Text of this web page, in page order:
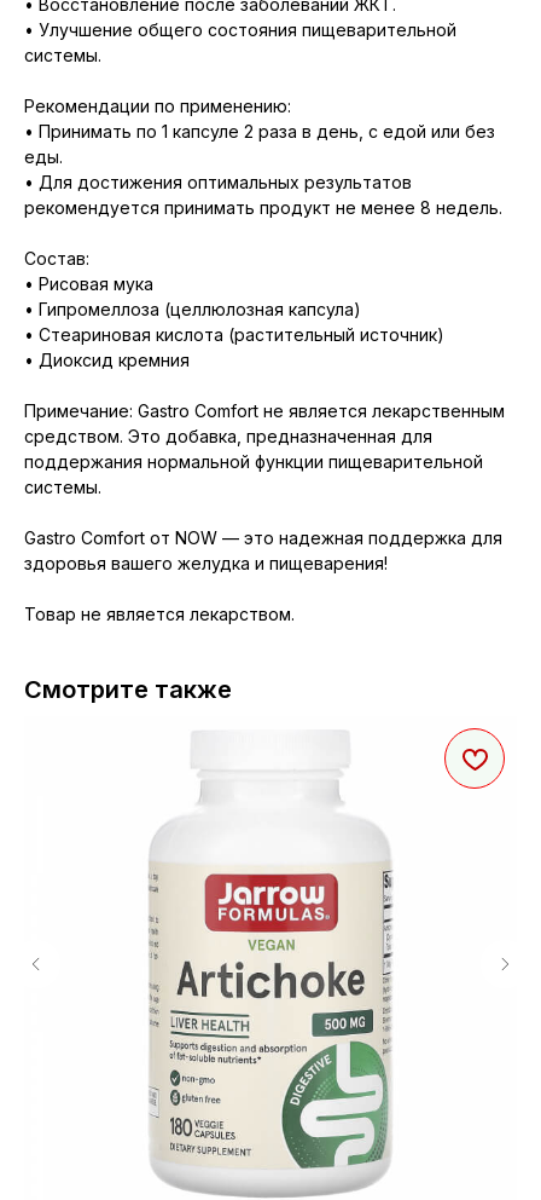
• Восстановление после заболеваний ЖКТ.
• Улучшение общего состояния пищеварительной
системы.
Рекомендации по применению:
• Принимать по 1 капсуле 2 раза в день, с едой или без
еды.
• Для достижения оптимальных результатов
рекомендуется принимать продукт не менее 8 недель.
Состав:
• Рисовая мука
• Гипромеллоза (целлюлозная капсула)
• Стеариновая кислота (растительный источник)
• Диоксид кремния
Примечание: Gastro Comfort не является лекарственным
средством. Это добавка, предназначенная для
поддержания нормальной функции пищеварительной
системы.
Gastro Comfort от NOW — это надежная поддержка для
здоровья вашего желудка и пищеварения!
Товар не является лекарством.
Смотрите также